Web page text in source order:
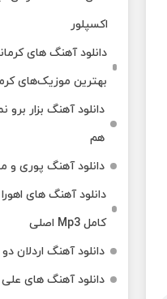
اکسپلور
دانلود آهنگ‌ های
بهترین موزیک‌های
دانلود آهنگ بزار برو
هم
دانلود آهنگ پوری و
دانلود آهنگ های
کامل Mp3 اصلی
دانلود آهنگ اردلان
دانلود آهنگ های